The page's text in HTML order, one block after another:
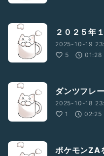
２０２５年
2025-10-19
5
01:28
ダンツフレ
2025-10-18
1
02:25
ポケモンZA